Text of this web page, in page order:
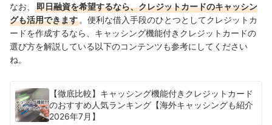
なお、
即日融資を希望するなら、クレジットカードのキャッシン
グも活用できます 。便利な借入手段のひとつとしてクレジットカ
ードを作成するなら、キャッシング機能付きクレジットカードの
選び方を解説している以下のコンテンツも参考にしてください
ね。
【徹底比較】キャッシング機能付きクレジットカード
のおすすめ人気ランキング【海外キャッシングも紹介
2026年7月】